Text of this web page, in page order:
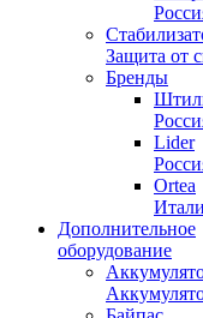
Защита от
Бренды
Lider
Ortea
Дополнительное
оборудование